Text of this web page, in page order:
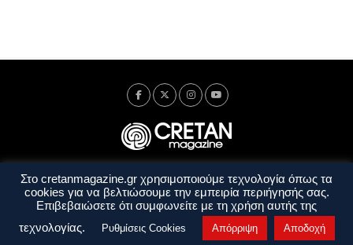
Ταυτότητα Πολιτική Απορρήτου
Όροι Χρήσης
Όροι και Προϋποθέσεις
Στο cretanmagazine.gr χρησιμοποιούμε τεχνολογία όπως τα
cookies για να βελτιώσουμε την εμπειρία περιήγησής σας.
Επιβεβαιώσετε ότι συμφωνείτε με τη χρήση αυτής της
τεχνολογίας.
Ρυθμίσεις Cookies Απόρριψη Αποδοχή